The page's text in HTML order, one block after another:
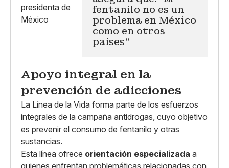
fentanilo no es un
problema en México
como en otros
países”
Apoyo integral en la
prevención de adicciones
La Línea de la Vida forma parte de los esfuerzos
integrales de la campaña antidrogas, cuyo objetivo
es prevenir el consumo de fentanilo y otras
sustancias.
Esta línea ofrece orientación especializada a
quienes enfrentan problemáticas relacionadas con